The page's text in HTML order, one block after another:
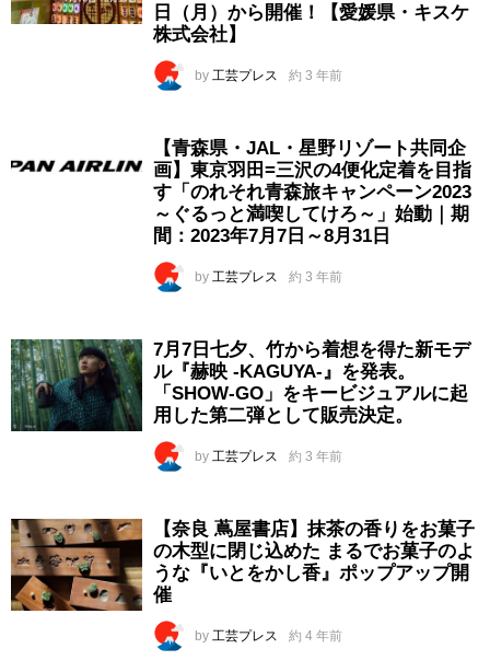
日（月）から開催！【愛媛県・キスケ
株式会社】
by 工芸プレス 約 3 年前
【青森県・JAL・星野リゾート共同企
画】東京羽田=三沢の4便化定着を目指
す「のれそれ青森旅キャンペーン2023
～ぐるっと満喫してけろ～」始動｜期
間：2023年7月7日～8月31日
by 工芸プレス 約 3 年前
7月7日七夕、竹から着想を得た新モデ
ル『赫映 -KAGUYA-』を発表。
「SHOW-GO」をキービジュアルに起
用した第二弾として販売決定。
by 工芸プレス 約 3 年前
【奈良 蔦屋書店】抹茶の香りをお菓子
の木型に閉じ込めた まるでお菓子のよ
うな『いとをかし香』ポップアップ開
催
by 工芸プレス 約 4 年前